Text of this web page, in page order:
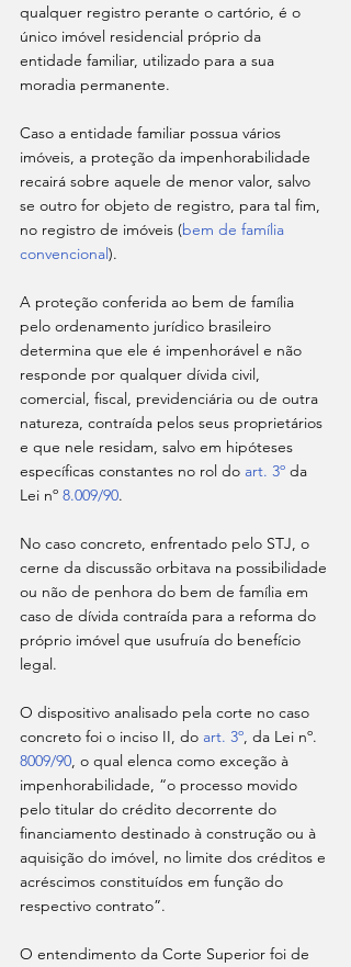
qualquer registro perante o cartório, é o
único imóvel residencial próprio da
entidade familiar, utilizado para a sua
moradia permanente.
Caso a entidade familiar possua vários
imóveis, a proteção da impenhorabilidade
recairá sobre aquele de menor valor, salvo
se outro for objeto de registro, para tal fim,
no registro de imóveis (bem de família
convencional).
A proteção conferida ao bem de família
pelo ordenamento jurídico brasileiro
determina que ele é impenhorável e não
responde por qualquer dívida civil,
comercial, fiscal, previdenciária ou de outra
natureza, contraída pelos seus proprietários
e que nele residam, salvo em hipóteses
específicas constantes no rol do art. 3º da
Lei nº 8.009/90.
No caso concreto, enfrentado pelo STJ, o
cerne da discussão orbitava na possibilidade
ou não de penhora do bem de família em
caso de dívida contraída para a reforma do
próprio imóvel que usufruía do benefício
legal.
O dispositivo analisado pela corte no caso
concreto foi o inciso II, do art. 3º, da Lei nº.
8009/90, o qual elenca como exceção à
impenhorabilidade, “o processo movido
pelo titular do crédito decorrente do
financiamento destinado à construção ou à
aquisição do imóvel, no limite dos créditos e
acréscimos constituídos em função do
respectivo contrato”.
O entendimento da Corte Superior foi de